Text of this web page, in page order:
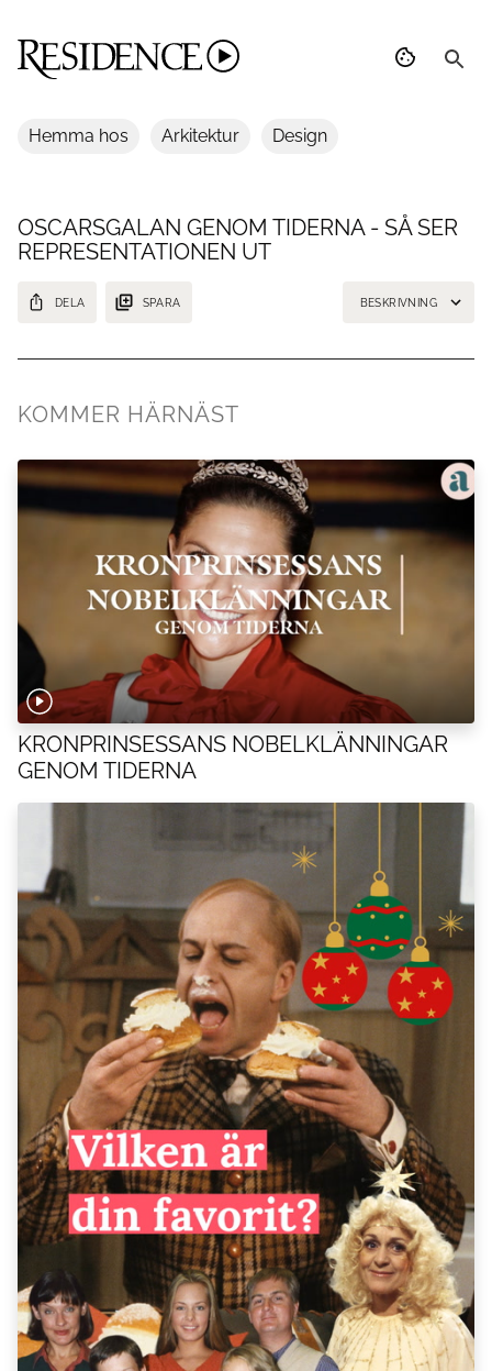
Hemma hos Arkitektur Design
OSCARSGALAN GENOM TIDERNA - SÅ SER
REPRESENTATIONEN UT
DELA SPARA BESKRIVNING
KOMMER HÄRNÄST
KRONPRINSESSANS NOBELKLÄNNINGAR
GENOM TIDERNA